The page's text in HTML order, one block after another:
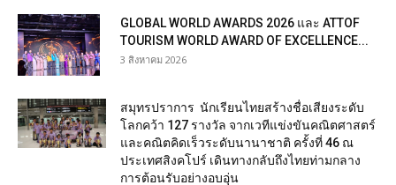
GLOBAL WORLD AWARDS 2026 และ ATTOF
TOURISM WORLD AWARD OF EXCELLENCE...
3 สิงหาคม 2026
สมุทรปราการ นักเรียนไทยสร้างชื่อเสียงระดับ
โลกคว้า 127 รางวัล จากเวทีแข่งขันคณิตศาสตร์
และคณิตคิดเร็วระดับนานาชาติ ครั้งที่ 46 ณ
ประเทศสิงคโปร์ เดินทางกลับถึงไทยท่ามกลาง
การต้อนรับอย่างอบอุ่น